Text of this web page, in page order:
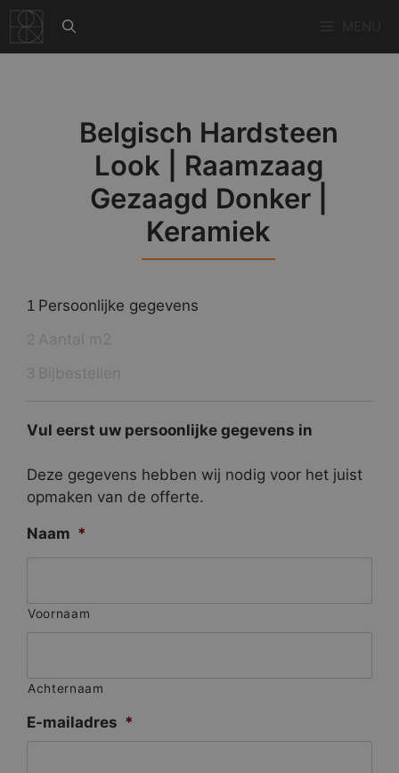
naar
de
Belgisch Hardsteen
Look | Raamzaag
Gezaagd Donker |
Keramiek
1 Persoonlijke gegevens
Vul eerst uw persoonlijke gegevens in
Deze gegevens hebben wij nodig voor het juist
opmaken van de offerte.
Naam *
Voornaam
Achternaam
E-mailadres *